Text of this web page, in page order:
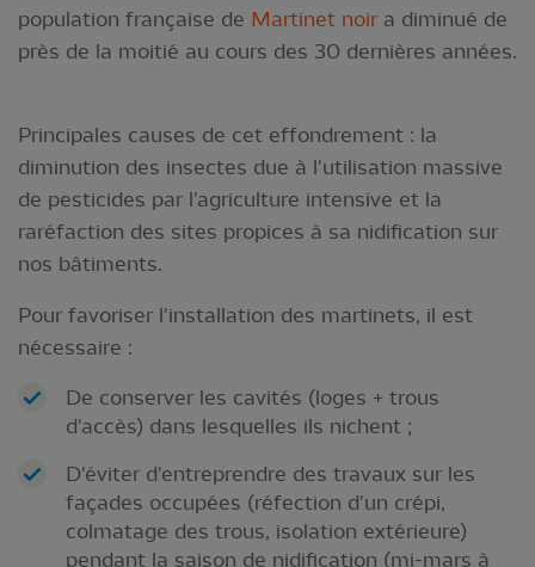
population française de Martinet noir a diminué de
près de la moitié au cours des 30 dernières années.
Principales causes de cet effondrement : la
diminution des insectes due à l'utilisation massive
de pesticides par l'agriculture intensive et la
raréfaction des sites propices à sa nidification sur
nos bâtiments.
Pour favoriser l'installation des martinets, il est
nécessaire :
De conserver les cavités (loges + trous
d'accès) dans lesquelles ils nichent ;
D'éviter d'entreprendre des travaux sur les
façades occupées (réfection d'un crépi,
colmatage des trous, isolation extérieure)
pendant la saison de nidification (mi-mars à